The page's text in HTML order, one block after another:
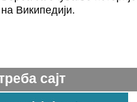
на Википедији.
сајт